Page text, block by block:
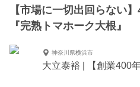
【市場に一切出回らない
『完熟トマホーク大根』
神奈川県横浜市
大立泰裕 | 【創業400